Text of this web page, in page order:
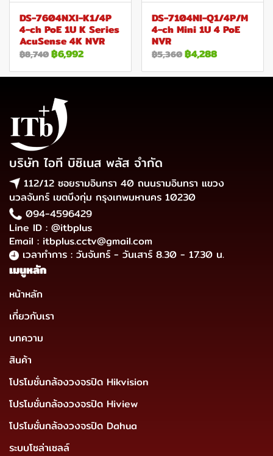
DS-7604NXI-K1/4P
4-ch PoE 1U K Series
AcuSense 4K NVR
฿8,740฿6,992
DS-7104NI-Q1/4P/M
4-ch Mini 1U 4 PoE
NVR
฿5,360฿4,288
บริษัท ไอที บิซิเนส พลัส จำกัด
112/12 ซอยรามอินทรา 40 ถนนรามอินทรา แขวง
นวลจันทร์ เขตบึงกุ่ม กรุงเทพมหานคร 10230
094-4596429
Line ID : @itbplus
Email : itbplus.cctv@gmail.com
เวลาทำการ : วันจันทร์ - วันเสาร์ 8.30 - 17.30 น.
เมนูหลัก
หน้าหลัก
เกี่ยวกับเรา
บทความ
สินค้า
โปรโมชั่นกล้องวงจรปิด Hikvision
โปรโมชั่นกล้องวงจรปิด Hiview
โปรโมชั่นกล้องวงจรปิด Dahua
ระบบโซล่าเซลล์